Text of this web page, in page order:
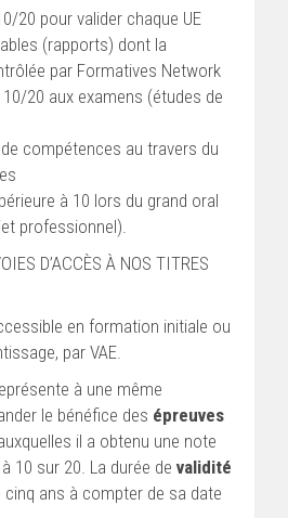
20 pour valider chaque UE
(rapports) dont la
par Formatives Network
20 aux examens (études de
compétences au travers du
à 10 lors du grand oral
professionnel).
D’ACCÈS À NOS TITRES
en formation initiale ou
par VAE.
à une même
le bénéfice des épreuves
il a obtenu une note
10 sur 20. La durée de validité
cinq ans à compter de sa date